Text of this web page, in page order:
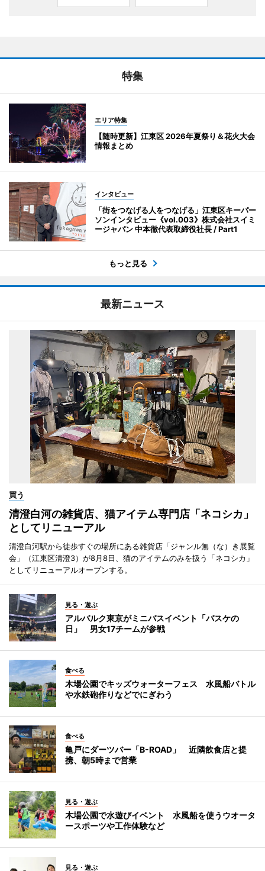
特集
エリア特集
【随時更新】江東区 2026年夏祭り＆花火大会
情報まとめ
インタビュー
「街をつなげる人をつなげる」江東区キーパー
ソンインタビュー《vol.003》株式会社スイミ
ージャパン 中本徹代表取締役社長 / Part1
もっと見る
最新ニュース
買う
清澄白河の雑貨店、猫アイテム専門店「ネコシカ」
としてリニューアル
清澄白河駅から徒歩すぐの場所にある雑貨店「ジャンル無（な）き展覧
会」（江東区清澄3）が8月8日、猫のアイテムのみを扱う「ネコシカ」
としてリニューアルオープンする。
見る・遊ぶ
アルバルク東京がミニバスイベント「バスケの
日」 男女17チームが参戦
食べる
木場公園でキッズウォーターフェス 水風船バトル
や水鉄砲作りなどでにぎわう
食べる
亀戸にダーツバー「B-ROAD」 近隣飲食店と提
携、朝5時まで営業
見る・遊ぶ
木場公園で水遊びイベント 水風船を使うウオータ
ースポーツや工作体験など
見る・遊ぶ